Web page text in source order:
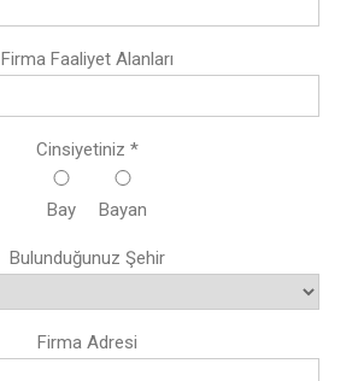
Firma Faaliyet Alanları
Cinsiyetiniz *
Bay Bayan
Bulunduğunuz Şehir
Firma Adresi